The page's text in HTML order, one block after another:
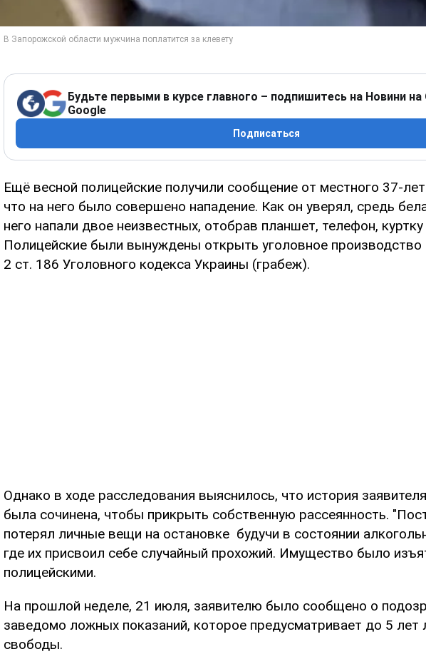
Будьте первыми в курсе главного – подпишитесь на Новини на
Google
Подписаться
Ещё весной полицейские получили сообщение от местного 37-
что на него было совершено нападение. Как он уверял, средь
него напали двое неизвестных, отобрав планшет, телефон,
Полицейские были вынуждены открыть уголовное производство
2 ст. 186 Уголовного кодекса Украины (грабеж).
Однако в ходе расследования выяснилось, что история
была сочинена, чтобы прикрыть собственную рассеянность.
потерял личные вещи на остановке будучи в состоянии
где их присвоил себе случайный прохожий. Имущество было
полицейскими.
На прошлой неделе, 21 июля, заявителю было сообщено о
заведомо ложных показаний, которое предусматривает до 5 лет
свободы.